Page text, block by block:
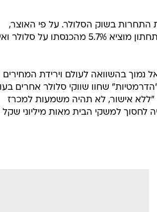
כדי שתהיה תחרות אמיתית בשוק".
עושים סבסוד צולב. לחזק אתם
כזכור, חוק ההסדרים קובע כי קנסות היציאה יופחתו משמעותית לעלות מקסימלית של 10%
לו להתחייבות. פרק התקשורת
פנים ארצית", שתאפשר פרישה
התחרות בשוק הסלולר. על פי האוצר,
נמוך בהשוואה לעולם וירידת המחירים
שחוו שווקי סלולר אחרים
"ללא אישור, לא תהיה משמעות למכרז